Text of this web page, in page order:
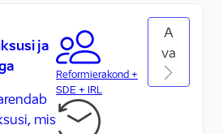
ja
mis
Reformierakond +
SDE + IRL
A
va